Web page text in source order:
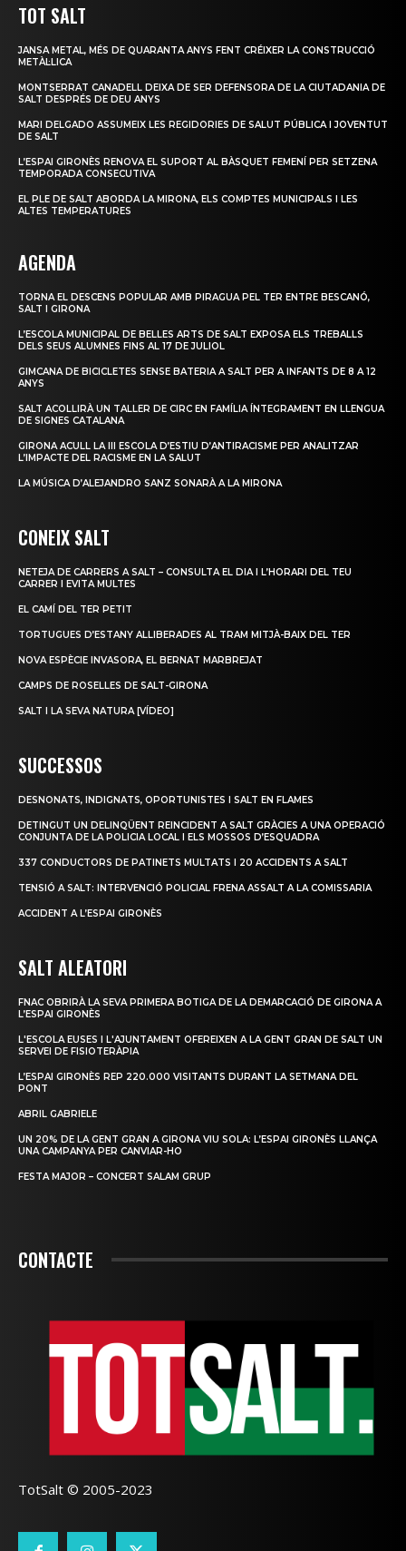
TOT SALT
JANSA METAL, MÉS DE QUARANTA ANYS FENT CRÉIXER LA CONSTRUCCIÓ
METÀL·LICA
MONTSERRAT CANADELL DEIXA DE SER DEFENSORA DE LA CIUTADANIA DE
SALT DESPRÉS DE DEU ANYS
MARI DELGADO ASSUMEIX LES REGIDORIES DE SALUT PÚBLICA I JOVENTUT
DE SALT
L’ESPAI GIRONÈS RENOVA EL SUPORT AL BÀSQUET FEMENÍ PER SETZENA
TEMPORADA CONSECUTIVA
EL PLE DE SALT ABORDA LA MIRONA, ELS COMPTES MUNICIPALS I LES
ALTES TEMPERATURES
AGENDA
TORNA EL DESCENS POPULAR AMB PIRAGUA PEL TER ENTRE BESCANÓ,
SALT I GIRONA
L’ESCOLA MUNICIPAL DE BELLES ARTS DE SALT EXPOSA ELS TREBALLS
DELS SEUS ALUMNES FINS AL 17 DE JULIOL
GIMCANA DE BICICLETES SENSE BATERIA A SALT PER A INFANTS DE 8 A 12
ANYS
SALT ACOLLIRÀ UN TALLER DE CIRC EN FAMÍLIA ÍNTEGRAMENT EN LLENGUA
DE SIGNES CATALANA
GIRONA ACULL LA III ESCOLA D’ESTIU D’ANTIRACISME PER ANALITZAR
L’IMPACTE DEL RACISME EN LA SALUT
LA MÚSICA D’ALEJANDRO SANZ SONARÀ A LA MIRONA
CONEIX SALT
NETEJA DE CARRERS A SALT – CONSULTA EL DIA I L’HORARI DEL TEU
CARRER I EVITA MULTES
EL CAMÍ DEL TER PETIT
TORTUGUES D’ESTANY ALLIBERADES AL TRAM MITJÀ-BAIX DEL TER
NOVA ESPÈCIE INVASORA, EL BERNAT MARBREJAT
CAMPS DE ROSELLES DE SALT-GIRONA
SALT I LA SEVA NATURA [VÍDEO]
SUCCESSOS
DESNONATS, INDIGNATS, OPORTUNISTES I SALT EN FLAMES
DETINGUT UN DELINQÜENT REINCIDENT A SALT GRÀCIES A UNA OPERACIÓ
CONJUNTA DE LA POLICIA LOCAL I ELS MOSSOS D’ESQUADRA
337 CONDUCTORS DE PATINETS MULTATS I 20 ACCIDENTS A SALT
TENSIÓ A SALT: INTERVENCIÓ POLICIAL FRENA ASSALT A LA COMISSARIA
ACCIDENT A L’ESPAI GIRONÈS
SALT ALEATORI
FNAC OBRIRÀ LA SEVA PRIMERA BOTIGA DE LA DEMARCACIÓ DE GIRONA A
L’ESPAI GIRONÈS
L'ESCOLA EUSES I L'AJUNTAMENT OFEREIXEN A LA GENT GRAN DE SALT UN
SERVEI DE FISIOTERÀPIA
L’ESPAI GIRONÈS REP 220.000 VISITANTS DURANT LA SETMANA DEL
PONT
ABRIL GABRIELE
UN 20% DE LA GENT GRAN A GIRONA VIU SOLA: L’ESPAI GIRONÈS LLANÇA
UNA CAMPANYA PER CANVIAR-HO
FESTA MAJOR – CONCERT SALAM GRUP
CONTACTE
TotSalt © 2005-2023